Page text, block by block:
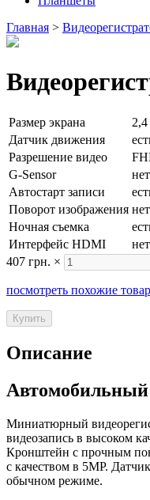
Главная >
Размер экрана
Датчик движения
Разрешение видео
G-Sensor
нет
Автостарт записи
Поворот изображения нет
Ночная съемка
Интерфейс HDMI
нет
407 грн. ×
посмотреть похожие
Описание
Автомобильный
Миниатюрный
видеозапись в высоком
Кронштейн с прочным
с качеством в 5MP.
обычном режиме.